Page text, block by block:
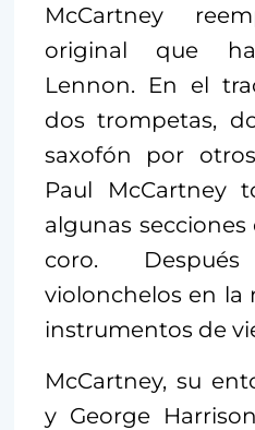
McCartney
original que
Lennon. En el
dos trompetas,
saxofón por
Paul McCartney
algunas
coro.
violonchelos en la
instrumentos de
McCartney, su
y George